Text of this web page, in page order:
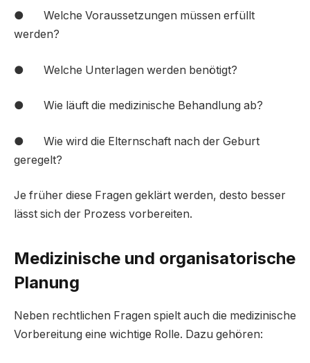
● Welche Voraussetzungen müssen erfüllt
werden?
● Welche Unterlagen werden benötigt?
● Wie läuft die medizinische Behandlung ab?
● Wie wird die Elternschaft nach der Geburt
geregelt?
Je früher diese Fragen geklärt werden, desto besser
lässt sich der Prozess vorbereiten.
Medizinische und organisatorische
Planung
Neben rechtlichen Fragen spielt auch die medizinische
Vorbereitung eine wichtige Rolle. Dazu gehören: